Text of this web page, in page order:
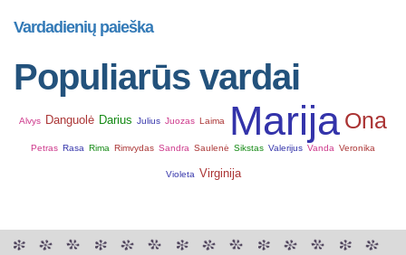
Vardadienių paieška
Populiarūs vardai
Alvys Danguolė Darius Julius Juozas Laima Marija Ona
Petras Rasa Rima Rimvydas Sandra Saulenė Sikstas Valerijus Vanda Veronika
Violeta Virginija